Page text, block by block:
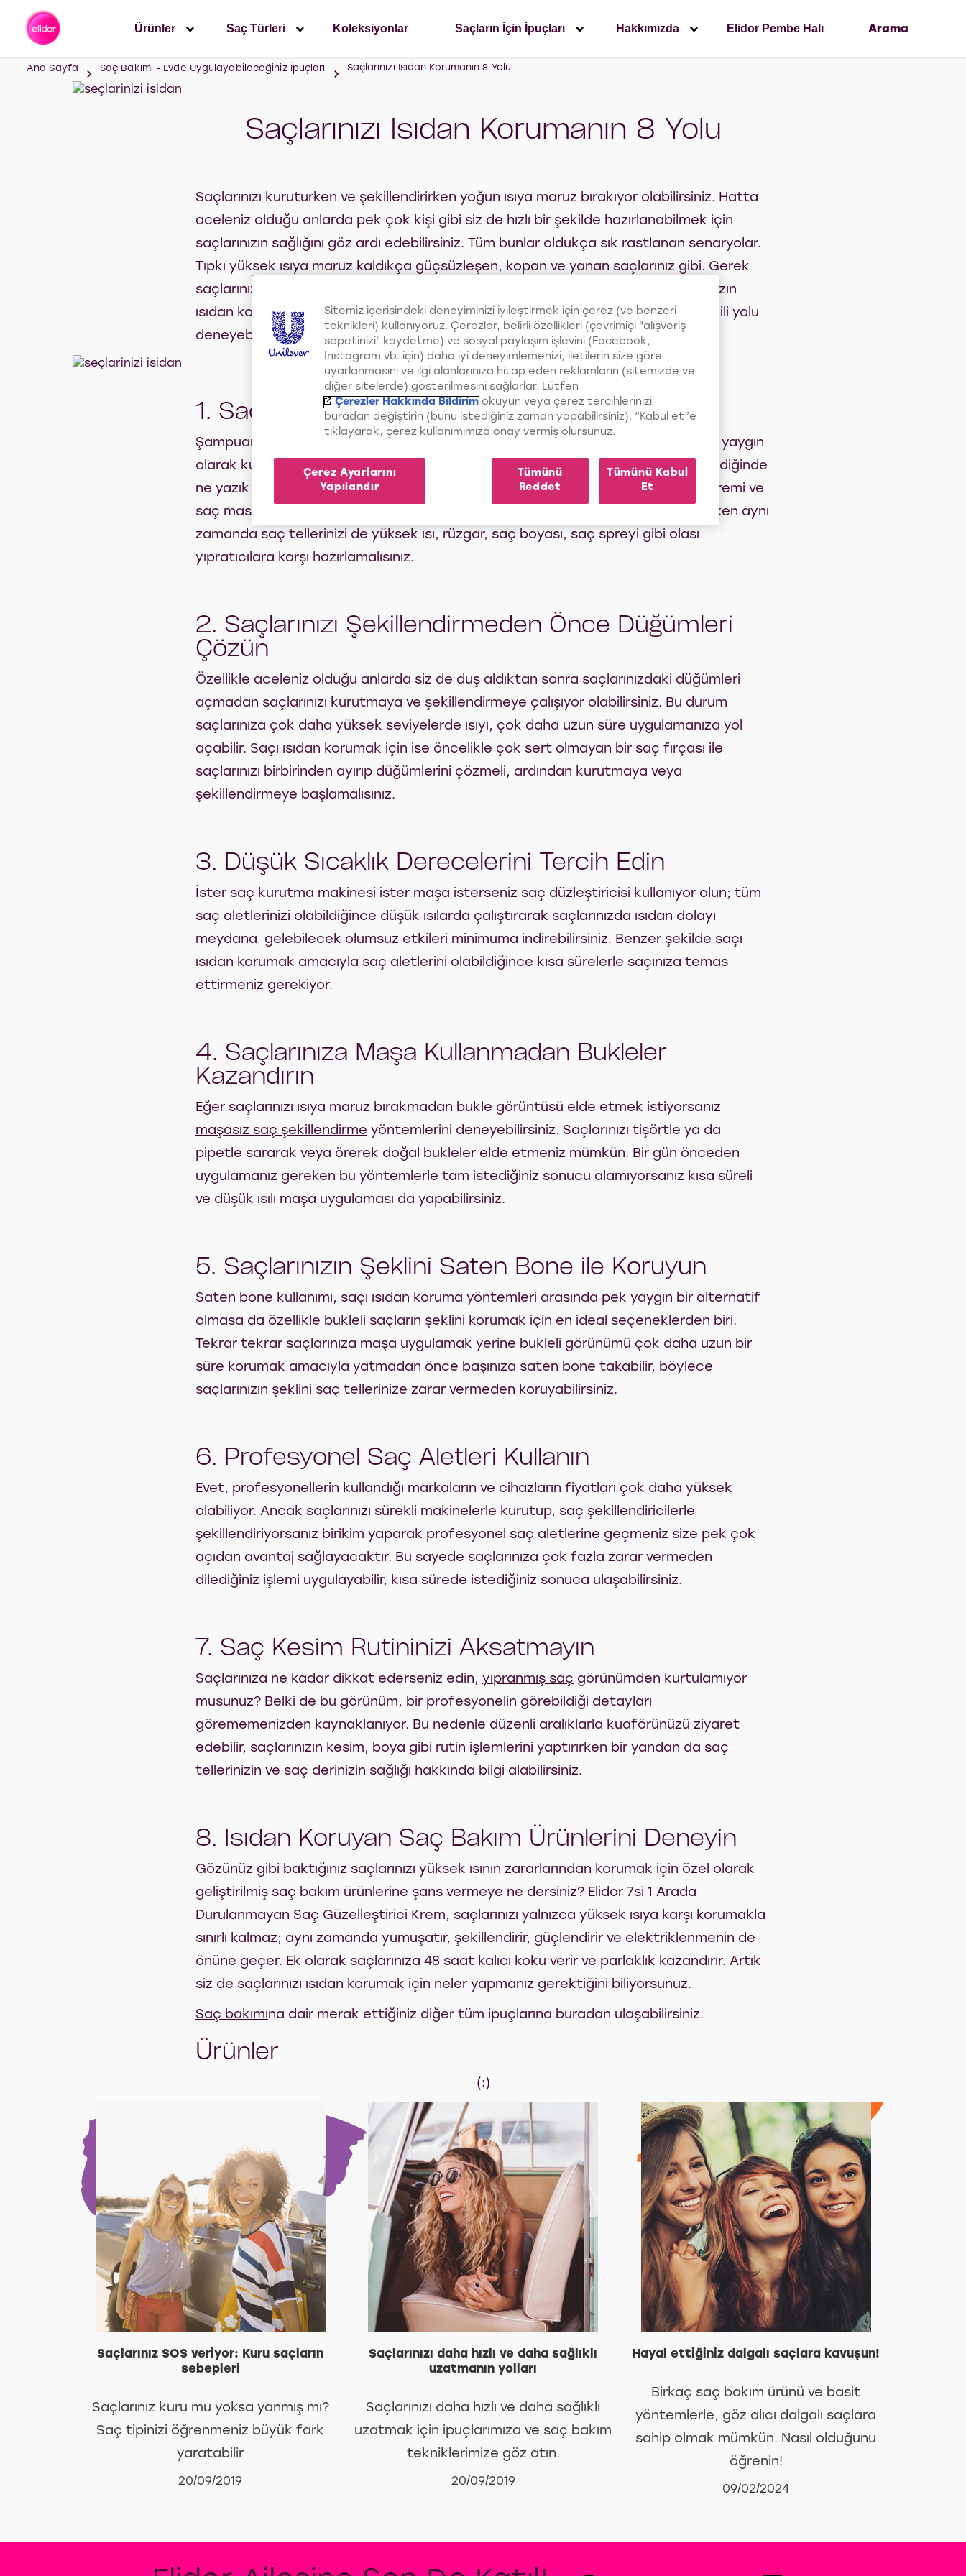
Ürünler Saç Türleri Koleksiyonlar Saçların İçin İpuçları Hakkımızda Elidor Pembe Halı Arama
Ana Sayfa Saç Bakımı - Evde Uygulayabileceğiniz İpuçları Saçlarınızı Isıdan Korumanın 8 Yolu
Saçlarınızı Isıdan Korumanın 8 Yolu
Saçlarınızı kuruturken ve şekillendirirken yoğun ısıya maruz bırakıyor olabilirsiniz. Hatta
aceleniz olduğu anlarda pek çok kişi gibi siz de hızlı bir şekilde hazırlanabilmek için
saçlarınızın sağlığını göz ardı edebilirsiniz. Tüm bunlar oldukça sık rastlanan senaryolar.
Tıpkı yüksek ısıya maruz kaldıkça güçsüzleşen, kopan ve yanan saçlarınız gibi. Gerek
saçlarınızı kurutmak gerek şekillendirmek için ısıdan vazgeçemiyor ancak saçınızın
ısıdan korunması için de çeşitli çözümler bulmak istiyorsanız önereceğimiz 8 etkili yolu
deneyebilirsiniz.
1. Saç Kremi ve Saç Maskesi Kullanın
Şampuanlar, saç tiplerine ve ihtiyaçlarına bağlı olarak hemen herkes tarafından yaygın
olarak kullanılıyor. Ancak sıra
ve saç maskesi gibi bakım ürünlerine geldiğinde
ne yazık ki çoğunluk için aynı durum söz konusu olamıyor. Şampuan kadar saç kremi ve
saç maskesini de düzenli şekilde kullanmalı, böylece saçlarınızın bakımını yaparken aynı
zamanda saç tellerinizi de yüksek ısı, rüzgar, saç boyası, saç spreyi gibi olası
yıpratıcılara karşı hazırlamalısınız.
2. Saçlarınızı Şekillendirmeden Önce Düğümleri
Çözün
Özellikle aceleniz olduğu anlarda siz de duş aldıktan sonra saçlarınızdaki düğümleri
açmadan saçlarınızı kurutmaya ve şekillendirmeye çalışıyor olabilirsiniz. Bu durum
saçlarınıza çok daha yüksek seviyelerde ısıyı, çok daha uzun süre uygulamanıza yol
açabilir. Saçı ısıdan korumak için ise öncelikle çok sert olmayan bir saç fırçası ile
saçlarınızı birbirinden ayırıp düğümlerini çözmeli, ardından kurutmaya veya
şekillendirmeye başlamalısınız.
3. Düşük Sıcaklık Derecelerini Tercih Edin
İster saç kurutma makinesi ister maşa isterseniz saç düzleştiricisi kullanıyor olun; tüm
saç aletlerinizi olabildiğince düşük ısılarda çalıştırarak saçlarınızda ısıdan dolayı
meydana gelebilecek olumsuz etkileri minimuma indirebilirsiniz. Benzer şekilde saçı
ısıdan korumak amacıyla saç aletlerini olabildiğince kısa sürelerle saçınıza temas
ettirmeniz gerekiyor.
4. Saçlarınıza Maşa Kullanmadan Bukleler
Kazandırın
Eğer saçlarınızı ısıya maruz bırakmadan bukle görüntüsü elde etmek istiyorsanız
maşasız saç şekillendirme yöntemlerini deneyebilirsiniz. Saçlarınızı tişörtle ya da
pipetle sararak veya örerek doğal bukleler elde etmeniz mümkün. Bir gün önceden
uygulamanız gereken bu yöntemlerle tam istediğiniz sonucu alamıyorsanız kısa süreli
ve düşük ısılı maşa uygulaması da yapabilirsiniz.
5. Saçlarınızın Şeklini Saten Bone ile Koruyun
Saten bone kullanımı, saçı ısıdan koruma yöntemleri arasında pek yaygın bir alternatif
olmasa da özellikle bukleli saçların şeklini korumak için en ideal seçeneklerden biri.
Tekrar tekrar saçlarınıza maşa uygulamak yerine bukleli görünümü çok daha uzun bir
süre korumak amacıyla yatmadan önce başınıza saten bone takabilir, böylece
saçlarınızın şeklini saç tellerinize zarar vermeden koruyabilirsiniz.
6. Profesyonel Saç Aletleri Kullanın
Evet, profesyonellerin kullandığı markaların ve cihazların fiyatları çok daha yüksek
olabiliyor. Ancak saçlarınızı sürekli makinelerle kurutup, saç şekillendiricilerle
şekillendiriyorsanız birikim yaparak profesyonel saç aletlerine geçmeniz size pek çok
açıdan avantaj sağlayacaktır. Bu sayede saçlarınıza çok fazla zarar vermeden
dilediğiniz işlemi uygulayabilir, kısa sürede istediğiniz sonuca ulaşabilirsiniz.
7. Saç Kesim Rutininizi Aksatmayın
Saçlarınıza ne kadar dikkat ederseniz edin, yıpranmış saç görünümden kurtulamıyor
musunuz? Belki de bu görünüm, bir profesyonelin görebildiği detayları
görememenizden kaynaklanıyor. Bu nedenle düzenli aralıklarla kuaförünüzü ziyaret
edebilir, saçlarınızın kesim, boya gibi rutin işlemlerini yaptırırken bir yandan da saç
tellerinizin ve saç derinizin sağlığı hakkında bilgi alabilirsiniz.
8. Isıdan Koruyan Saç Bakım Ürünlerini Deneyin
Gözünüz gibi baktığınız saçlarınızı yüksek ısının zararlarından korumak için özel olarak
geliştirilmiş saç bakım ürünlerine şans vermeye ne dersiniz? Elidor 7si 1 Arada
Durulanmayan Saç Güzelleştirici Krem, saçlarınızı yalnızca yüksek ısıya karşı korumakla
sınırlı kalmaz; aynı zamanda yumuşatır, şekillendirir, güçlendirir ve elektriklenmenin de
önüne geçer. Ek olarak saçlarınıza 48 saat kalıcı koku verir ve parlaklık kazandırır. Artık
siz de saçlarınızı ısıdan korumak için neler yapmanız gerektiğini biliyorsunuz.
Saç bakımına dair merak ettiğiniz diğer tüm ipuçlarına buradan ulaşabilirsiniz.
Ürünler
(:)
Saçlarınız SOS veriyor: Kuru saçların
sebepleri
Saçlarınız kuru mu yoksa yanmış mı?
Saç tipinizi öğrenmeniz büyük fark
yaratabilir
20/09/2019
Saçlarınızı daha hızlı ve daha sağlıklı
uzatmanın yolları
Saçlarınızı daha hızlı ve daha sağlıklı
uzatmak için ipuçlarımıza ve saç bakım
tekniklerimize göz atın.
20/09/2019
Hayal ettiğiniz dalgalı saçlara kavuşun!
Birkaç saç bakım ürünü ve basit
yöntemlerle, göz alıcı dalgalı saçlara
sahip olmak mümkün. Nasıl olduğunu
öğrenin!
09/02/2024
Sitemiz içerisindeki deneyiminizi iyileştirmek için çerez (ve benzeri
teknikleri) kullanıyoruz. Çerezler, belirli özellikleri (çevrimiçi "alışveriş
sepetinizi" kaydetme) ve sosyal paylaşım işlevini (Facebook,
Instagram vb. için) daha iyi deneyimlemenizi, iletilerin size göre
uyarlanmasını ve ilgi alanlarınıza hitap eden reklamların (sitemizde ve
diğer sitelerde) gösterilmesini sağlarlar. Lütfen
Çerezler Hakkında Bildirim okuyun veya çerez tercihlerinizi
buradan değiştirin (bunu istediğiniz zaman yapabilirsiniz). “Kabul et”e
tıklayarak, çerez kullanımımıza onay vermiş olursunuz.
Çerez Ayarlarını
Yapılandır
Tümünü
Reddet
Tümünü Kabul
Et